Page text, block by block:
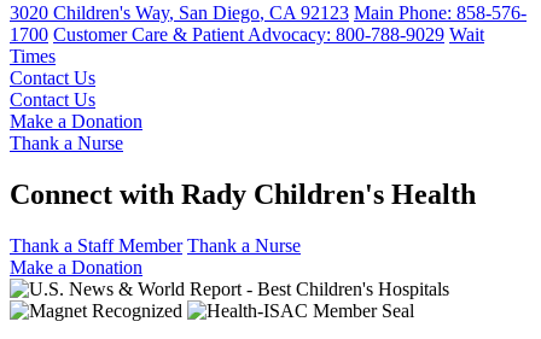
3020 Children's Way, San Diego, CA 92123 Main Phone: 858-576-
1700 Customer Care & Patient Advocacy: 800-788-9029 Wait
Times
Contact Us
Contact Us
Make a Donation
Thank a Nurse
Connect with Rady Children's Health
Thank a Staff Member Thank a Nurse
Make a Donation